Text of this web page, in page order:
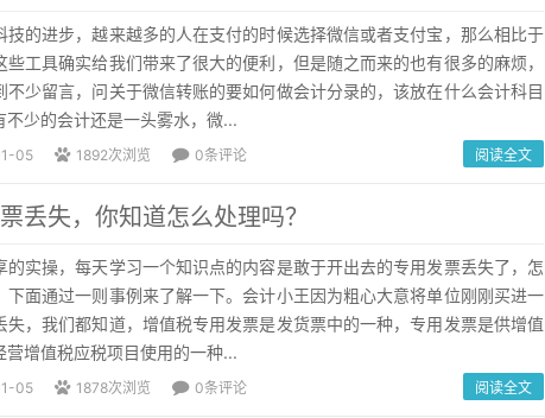
技的进步，越来越多的人在支付的时候选择微信或者支付宝，那么相比于
工具确实给我们带来了很大的便利，但是随之而来的也有很多的麻烦，
不少留言，问关于微信转账的要如何做会计分录的，该放在什么会计科目
不少的会计还是一头雾水，微...
05 1892次浏览 0条评论 阅读全文
丢失，你知道怎么处理吗？
的实操，每天学习一个知识点的内容是敢于开出去的专用发票丢失了，怎
下面通过一则事例来了解一下。会计小王因为粗心大意将单位刚刚买进一
失，我们都知道，增值税专用发票是发货票中的一种，专用发票是供增值
营增值税应税项目使用的一种...
05 1878次浏览 0条评论 阅读全文